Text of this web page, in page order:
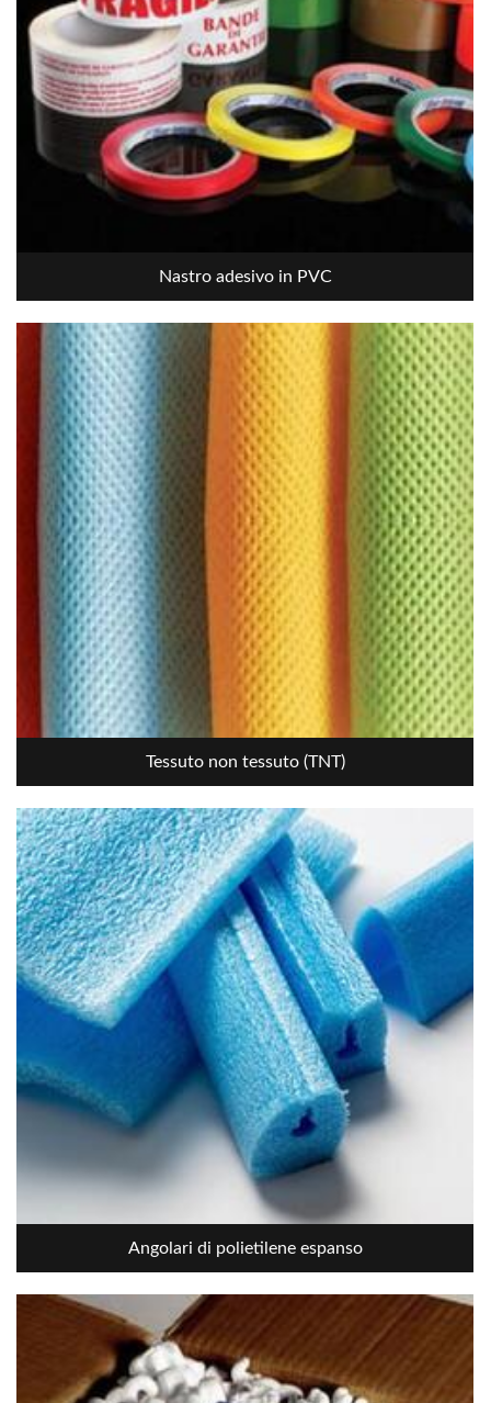
Nastro adesivo in PVC
Tessuto non tessuto (TNT)
Angolari di polietilene espanso